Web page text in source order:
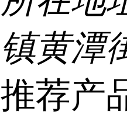
镇黄潭
推荐产